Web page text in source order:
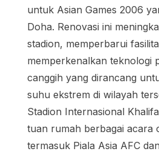
untuk Asian Games 2006
Doha. Renovasi ini
stadion, memperbarui
memperkenalkan teknologi
canggih yang dirancang
suhu ekstrem di wilayah
Stadion Internasional
tuan rumah berbagai acara
termasuk Piala Asia AFC